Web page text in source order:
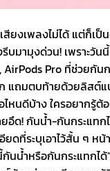
สียงเพลงไม่ได้ แต่ก็เ
มามุงด่วน! เพราะวันนี้
AirPods Pro ที่ช่วยกั
แถมตบท้ายด้วยลิสต์แ
ไหนดีบ้าง ใครอยากรู้ต้
อึด! กันน้ำ-กันกระแท
ยดที่ระบุเอาไว้สั้น ๆ ห
นน้ำหรือกันกระแทกได้